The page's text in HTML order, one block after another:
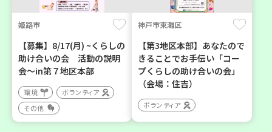
姫路市
【募集】8/17(月) ~くらしの
助け合いの会 活動の説明
会～in第７地区本部
環境
ボランティア
その他
神戸市東灘区
【第3地区本部】あなたので
きることでお手伝い「コー
プくらしの助け合いの会」
（会場：住吉）
ボランティア